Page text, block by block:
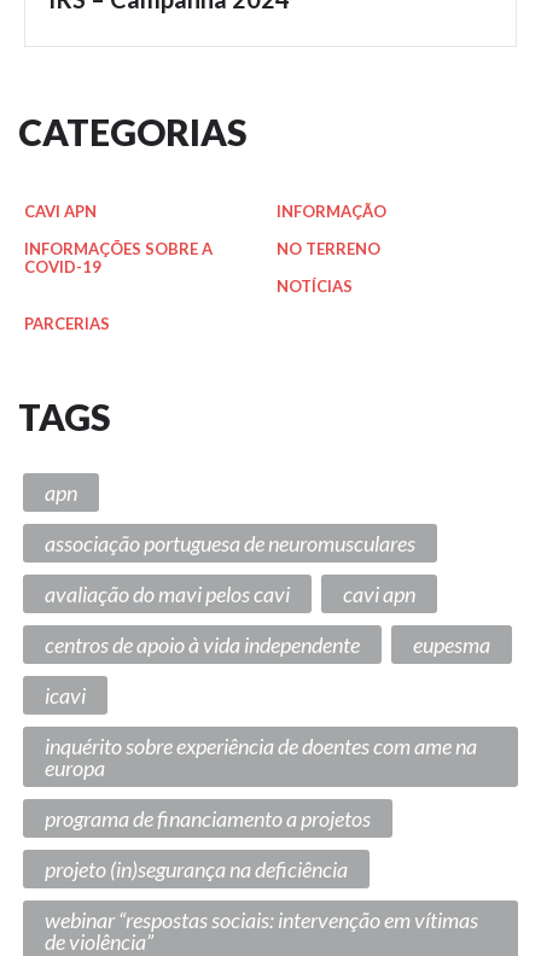
CATEGORIAS
CAVI APN
INFORMAÇÃO
INFORMAÇÕES SOBRE A
COVID-19
NO TERRENO
NOTÍCIAS
PARCERIAS
TAGS
apn
associação portuguesa de neuromusculares
avaliação do mavi pelos cavi
cavi apn
centros de apoio à vida independente
eupesma
icavi
inquérito sobre experiência de doentes com ame na
europa
programa de financiamento a projetos
projeto (in)segurança na deficiência
webinar “respostas sociais: intervenção em vítimas
de violência”